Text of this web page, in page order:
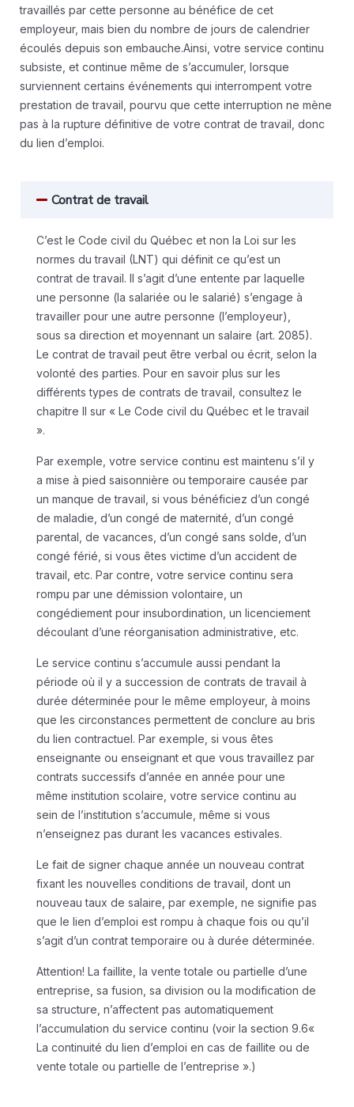
travaillés par cette personne au bénéfice de cet
employeur, mais bien du nombre de jours de calendrier
écoulés depuis son embauche.Ainsi, votre service continu
subsiste, et continue même de s’accumuler, lorsque
surviennent certains événements qui interrompent votre
prestation de travail, pourvu que cette interruption ne mène
pas à la rupture définitive de votre contrat de travail, donc
du lien d’emploi.
Contrat de travail
C’est le Code civil du Québec et non la Loi sur les
normes du travail (LNT) qui définit ce qu’est un
contrat de travail. Il s’agit d’une entente par laquelle
une personne (la salariée ou le salarié) s’engage à
travailler pour une autre personne (l’employeur),
sous sa direction et moyennant un salaire (art. 2085).
Le contrat de travail peut être verbal ou écrit, selon la
volonté des parties. Pour en savoir plus sur les
différents types de contrats de travail, consultez le
chapitre II sur « Le Code civil du Québec et le travail
».
Par exemple, votre service continu est maintenu s’il y
a mise à pied saisonnière ou temporaire causée par
un manque de travail, si vous bénéficiez d’un congé
de maladie, d’un congé de maternité, d’un congé
parental, de vacances, d’un congé sans solde, d’un
congé férié, si vous êtes victime d’un accident de
travail, etc. Par contre, votre service continu sera
rompu par une démission volontaire, un
congédiement pour insubordination, un licenciement
découlant d’une réorganisation administrative, etc.
Le service continu s’accumule aussi pendant la
période où il y a succession de contrats de travail à
durée déterminée pour le même employeur, à moins
que les circonstances permettent de conclure au bris
du lien contractuel. Par exemple, si vous êtes
enseignante ou enseignant et que vous travaillez par
contrats successifs d’année en année pour une
même institution scolaire, votre service continu au
sein de l’institution s’accumule, même si vous
n’enseignez pas durant les vacances estivales.
Le fait de signer chaque année un nouveau contrat
fixant les nouvelles conditions de travail, dont un
nouveau taux de salaire, par exemple, ne signifie pas
que le lien d’emploi est rompu à chaque fois ou qu’il
s’agit d’un contrat temporaire ou à durée déterminée.
Attention! La faillite, la vente totale ou partielle d’une
entreprise, sa fusion, sa division ou la modification de
sa structure, n’affectent pas automatiquement
l’accumulation du service continu (voir la section 9.6«
La continuité du lien d’emploi en cas de faillite ou de
vente totale ou partielle de l’entreprise ».)